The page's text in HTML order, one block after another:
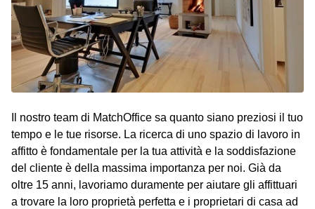
Il nostro team di MatchOffice sa quanto siano preziosi il tuo
tempo e le tue risorse. La ricerca di uno spazio di lavoro in
affitto è fondamentale per la tua attività e la soddisfazione
del cliente è della massima importanza per noi. Già da
oltre 15 anni, lavoriamo duramente per aiutare gli affittuari
a trovare la loro proprietà perfetta e i proprietari di casa ad